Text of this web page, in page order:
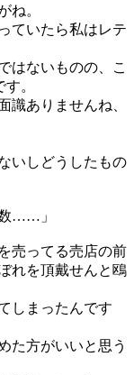
ね。
ていたら私はレテ
はないものの、こ
。
識ありませんね、
いしどうしたもの
……」
売ってる売店の前
れを頂戴せんと鴎
しまったんです
た方がいいと思う